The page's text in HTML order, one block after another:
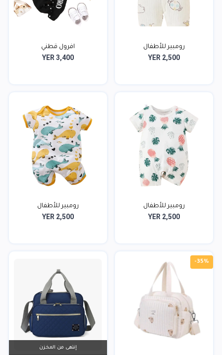
رومبير للأطفال
YER 2,500
افرول قطني
YER 3,400
رومبير للأطفال
YER 2,500
رومبير للأطفال
YER 2,500
-35%
إنتهى من المخزن